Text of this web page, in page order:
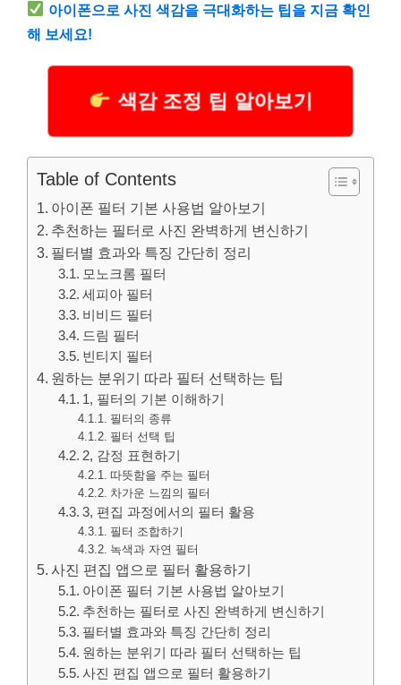
아이폰으로 사진 색감을 극대화하는 팁을 지금 확인
해 보세요!
색감 조정 팁 알아보기
Table of Contents
아이폰 필터 기본 사용법 알아보기
추천하는 필터로 사진 완벽하게 변신하기
필터별 효과와 특징 간단히 정리
모노크롬 필터
세피아 필터
비비드 필터
드림 필터
빈티지 필터
원하는 분위기 따라 필터 선택하는 팁
1, 필터의 기본 이해하기
필터의 종류
필터 선택 팁
2, 감정 표현하기
따뜻함을 주는 필터
차가운 느낌의 필터
3, 편집 과정에서의 필터 활용
필터 조합하기
녹색과 자연 필터
사진 편집 앱으로 필터 활용하기
아이폰 필터 기본 사용법 알아보기
추천하는 필터로 사진 완벽하게 변신하기
필터별 효과와 특징 간단히 정리
원하는 분위기 따라 필터 선택하는 팁
사진 편집 앱으로 필터 활용하기